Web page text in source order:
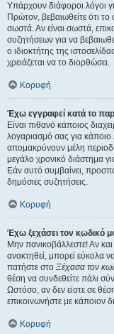
Υπάρχουν διάφοροι λόγοι
Πρώτον, βεβαιωθείτε ότι
σωστά. Αν είναι σωστά,
συζητήσεων για να
ο ιδιοκτήτης της
χρειάζεται να το διορθώσει.
Κορυφή
Έχω εγγραφεί κατά το
Είναι πιθανό κάποιος
λογαριασμό σας για
απομακρύνουν μέλη
μεγάλο χρονικό διάστημα
Εάν αυτό συμβαίνει,
δημόσιες συζητήσεις.
Κορυφή
Έχω ξεχάσει τον κωδικό
Μην πανικοβάλλεστε! Αν
ανακτηθεί, μπορεί εύκολα
πατήστε στο Ξέχασα τον
θέση να συνδεθείτε πάλι
Ωστόσο, αν δεν είστε σε
επικοινωνήστε με κάποιον
Κορυφή